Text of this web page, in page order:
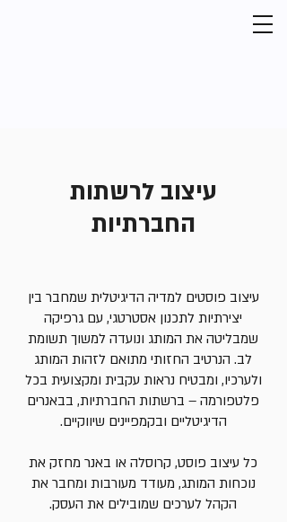
עיצוב לרשתות
החברתיות
עיצוב פוסטים למדיה הדיגיטלית שמחבר בין
יצירתיות לתכנון אסטרטגי, עם גרפיקה
שמבליטה את המותג ונועדה למשוך תשומת
לב. הנרטיב החזותי מתואם לזהות המותג
ולערכיו, ומבטיח נראות עקבית ומקצועית בכל
פלטפורמה – ברשתות החברתיות, בבאנרים
הדיגיטליים ובקמפיינים שיווקיים.
כל עיצוב פוסט, קרוסלה או באנר מחזק את
נוכחות המותג, מעודד מעורבות ומחבר את
הקהל לערכים שמובילים את העסק.